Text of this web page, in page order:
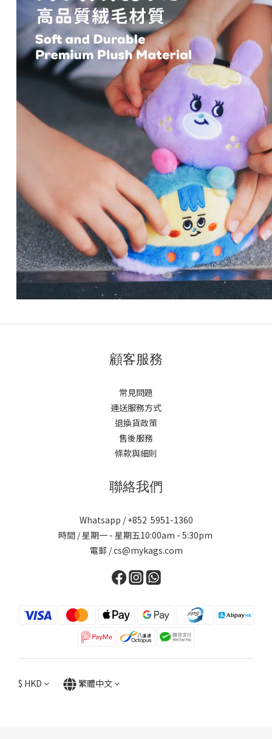
顧客服務
常見問題
運送服務方式
退換貨政策
售後服務
條款與細則
聯絡我們
Whatsapp / +852 5951-1360
時間 / 星期一 - 星期五10:00am - 5:30pm
電郵 / cs@mykags.com
$ HKD 繁體中文